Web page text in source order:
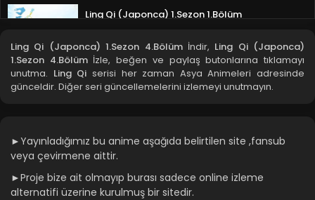
Ling Qi (Japonca) 1.Sezon 1.Bölüm
Ling Qi (Japonca) 1.Sezon 4.Bölümİndir, Ling Qi (Japonca)
1.Sezon 4.Bölümİzle, beğen ve paylaş butonlarına tıklamayı
unutma. Ling Qi serisi her zaman Asya Animeleri adresinde
günceldir. Diğer seri güncellemelerini izlemeyi unutmayın.
►Yayınladığımız bu anime aşağıda belirtilen site ,fansub
veya çevirmene aittir.
►Proje bize ait olmayıp burası sadece online izleme
alternatifi üzerine kurulmuş bir sitedir.